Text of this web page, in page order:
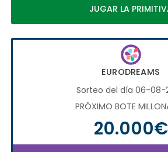
JUGAR LA
EURODREAMS
Sorteo del día 06-08-
PRÓXIMO BOTE
20.000€